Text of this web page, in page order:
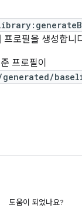
프로필을 생성합니
프로필이
도움이 되었나요?